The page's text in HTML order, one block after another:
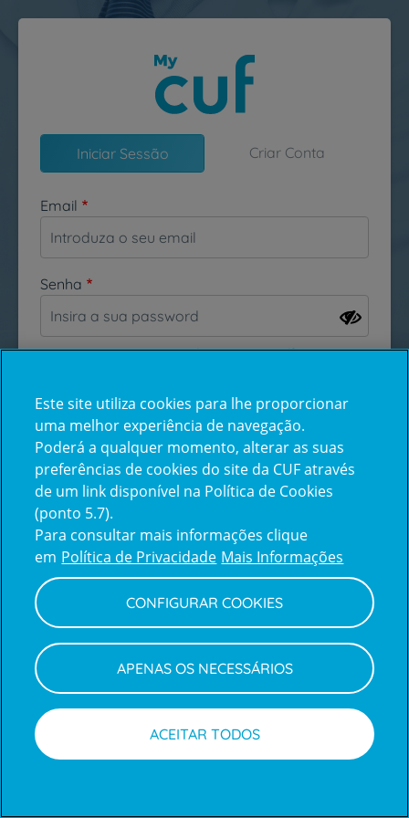
Passar para o conteúdo principal
Iniciar Sessão Criar Conta
Email
Senha
Esqueceu-se da sua password?
Inicie sessão com a Apple
Centro de Apoio ao Cliente | Política de Privacidade e Cookies
Este site utiliza cookies para lhe proporcionar
uma melhor experiência de navegação.
Poderá a qualquer momento, alterar as suas
preferências de cookies do site da CUF através
de um link disponível na Política de Cookies
(ponto 5.7).
Para consultar mais informações clique
em Política de Privacidade Mais Informações
CONFIGURAR COOKIES
APENAS OS NECESSÁRIOS
ACEITAR TODOS